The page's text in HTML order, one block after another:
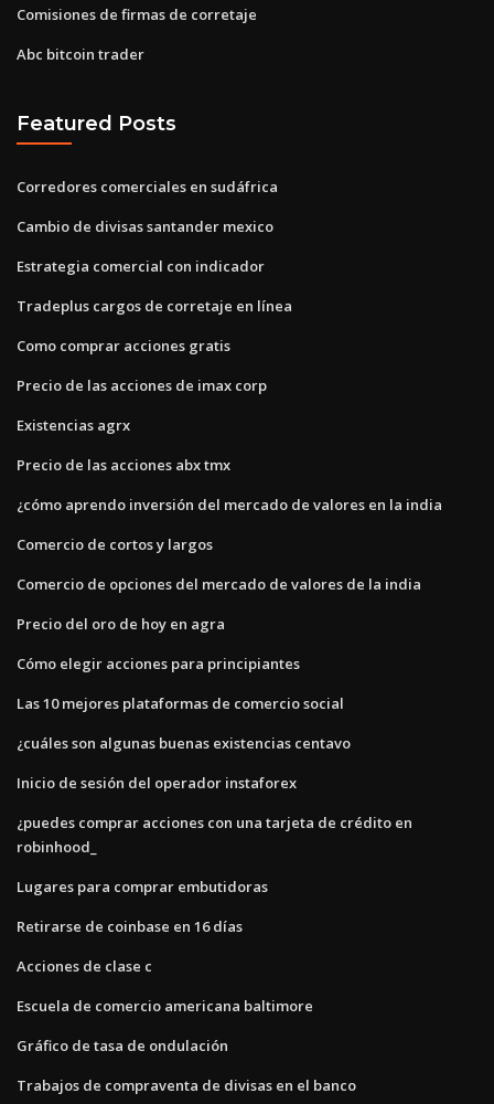
Comisiones de firmas de corretaje
Abc bitcoin trader
Featured Posts
Corredores comerciales en sudáfrica
Cambio de divisas santander mexico
Estrategia comercial con indicador
Tradeplus cargos de corretaje en línea
Como comprar acciones gratis
Precio de las acciones de imax corp
Existencias agrx
Precio de las acciones abx tmx
¿cómo aprendo inversión del mercado de valores en la india
Comercio de cortos y largos
Comercio de opciones del mercado de valores de la india
Precio del oro de hoy en agra
Cómo elegir acciones para principiantes
Las 10 mejores plataformas de comercio social
¿cuáles son algunas buenas existencias centavo
Inicio de sesión del operador instaforex
¿puedes comprar acciones con una tarjeta de crédito en
robinhood_
Lugares para comprar embutidoras
Retirarse de coinbase en 16 días
Acciones de clase c
Escuela de comercio americana baltimore
Gráfico de tasa de ondulación
Trabajos de compraventa de divisas en el banco